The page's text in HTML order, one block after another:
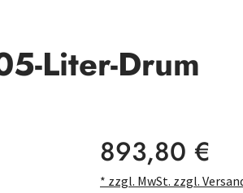
Liter-Drum
Regulärer Preis:
893,80 €
* zzgl. MwSt. zzgl.